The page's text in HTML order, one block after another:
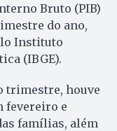
Bruto (PIB)
do ano,
Instituto
(IBGE).
trimestre, houve
fevereiro e
famílias, além